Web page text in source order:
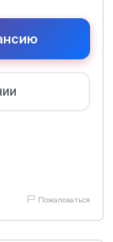
Пожаловаться